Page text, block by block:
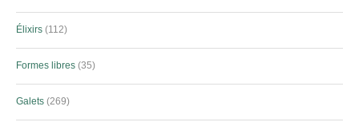
Élixirs 112
Formes libres 35
Galets 269